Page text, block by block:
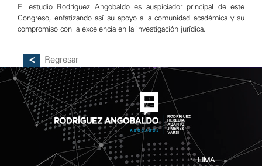
El estudio Rodríguez Angobaldo es auspiciador principal de este
Congreso, enfatizando así su apoyo a la comunidad académica y su
compromiso con la excelencia en la investigación jurídica.
Regresar
LIMA